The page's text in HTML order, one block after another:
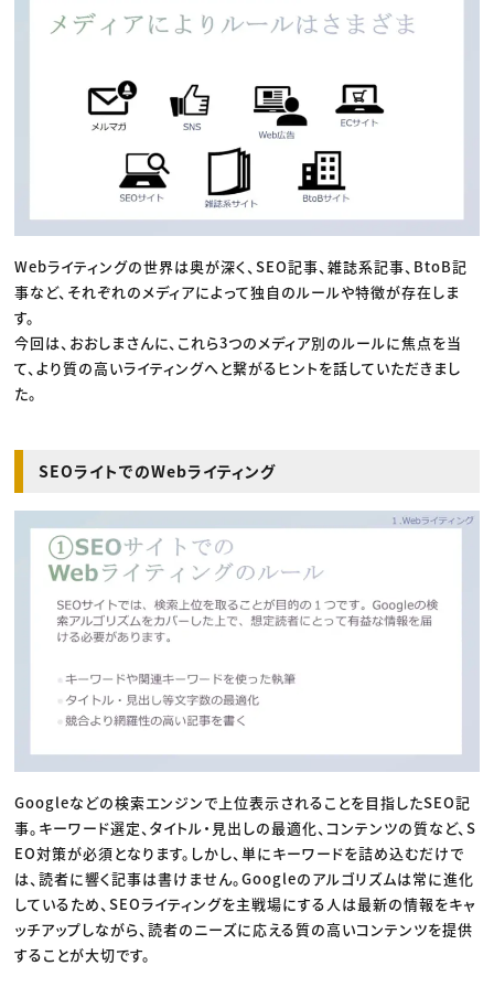
Webライティングの世界は奥が深く、SEO記事、雑誌系記事、BtoB記
事など、それぞれのメディアによって独自のルールや特徴が存在しま
す。
今回は、おおしまさんに、これら3つのメディア別のルールに焦点を当
て、より質の高いライティングへと繋がるヒントを話していただきまし
た。
SEOライトでのWebライティング
Googleなどの検索エンジンで上位表示されることを目指したSEO記
事。キーワード選定、タイトル・見出しの最適化、コンテンツの質など、S
EO対策が必須となります。しかし、単にキーワードを詰め込むだけで
は、読者に響く記事は書けません。Googleのアルゴリズムは常に進化
しているため、SEOライティングを主戦場にする人は最新の情報をキャ
ッチアップしながら、読者のニーズに応える質の高いコンテンツを提供
することが大切です。